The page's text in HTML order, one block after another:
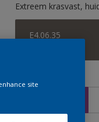
Extreem krasvast,
E4.06.35
Grootte
site